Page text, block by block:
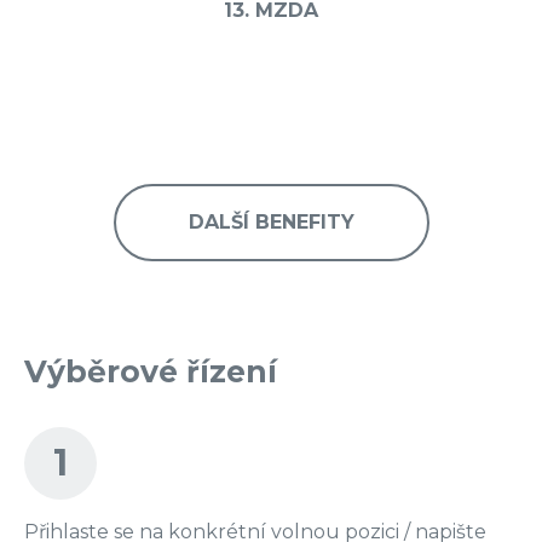
13. MZDA
DALŠÍ BENEFITY
Výběrové řízení
1
Přihlaste se na konkrétní volnou pozici / napište